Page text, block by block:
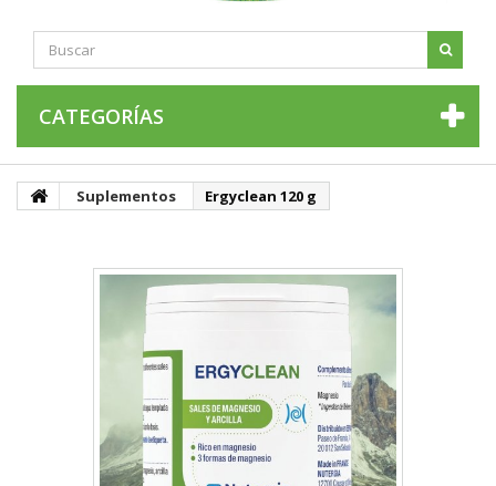
CATEGORÍAS
Suplementos Ergyclean 120 g